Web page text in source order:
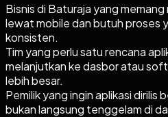
Bisnis di Baturaja yang
lewat mobile dan butuh proses
konsisten.
Tim yang perlu satu rencana
melanjutkan ke dasbor atau
lebih besar.
Pemilik yang ingin aplikasi dirilis
bukan langsung tenggelam di